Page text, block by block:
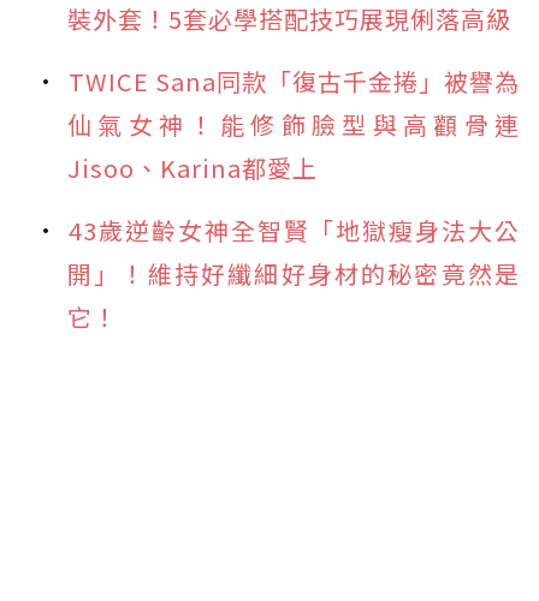
裝外套！5套必學搭配技巧展現俐落高級
TWICE Sana同款「復古千金捲」被譽為
仙氣女神！能修飾臉型與高顴骨連
Jisoo、Karina都愛上
43歲逆齡女神全智賢「地獄瘦身法大公
開」！維持好纖細好身材的秘密竟然是
它！